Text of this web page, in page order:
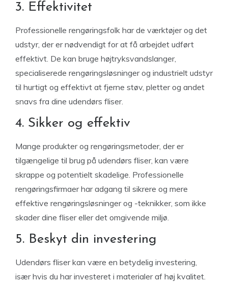
3. Effektivitet
Professionelle rengøringsfolk har de værktøjer og det
udstyr, der er nødvendigt for at få arbejdet udført
effektivt. De kan bruge højtryksvandslanger,
specialiserede rengøringsløsninger og industrielt udstyr
til hurtigt og effektivt at fjerne støv, pletter og andet
snavs fra dine udendørs fliser.
4. Sikker og effektiv
Mange produkter og rengøringsmetoder, der er
tilgængelige til brug på udendørs fliser, kan være
skrappe og potentielt skadelige. Professionelle
rengøringsfirmaer har adgang til sikrere og mere
effektive rengøringsløsninger og -teknikker, som ikke
skader dine fliser eller det omgivende miljø.
5. Beskyt din investering
Udendørs fliser kan være en betydelig investering,
især hvis du har investeret i materialer af høj kvalitet.